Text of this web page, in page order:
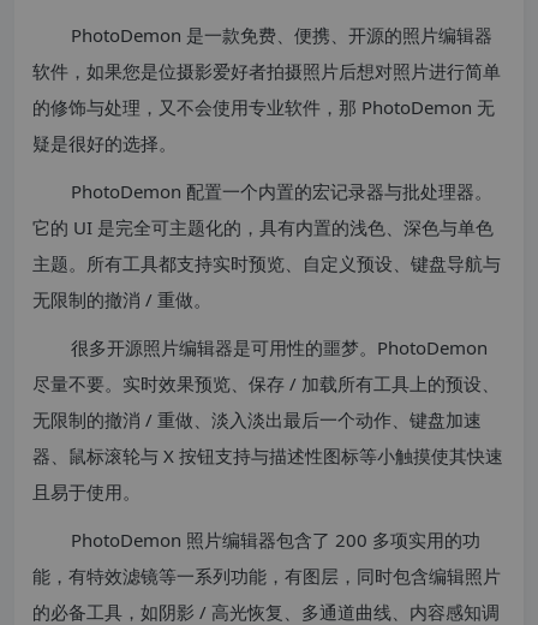
PhotoDemon 是一款免费、便携、开源的照片编辑器
软件，如果您是位摄影爱好者拍摄照片后想对照片进行简单
的修饰与处理，又不会使用专业软件，那 PhotoDemon 无
疑是很好的选择。
PhotoDemon 配置一个内置的宏记录器与批处理器。
它的 UI 是完全可主题化的，具有内置的浅色、深色与单色
主题。所有工具都支持实时预览、自定义预设、键盘导航与
无限制的撤消 / 重做。
很多开源照片编辑器是可用性的噩梦。PhotoDemon
尽量不要。实时效果预览、保存 / 加载所有工具上的预设、
无限制的撤消 / 重做、淡入淡出最后一个动作、键盘加速
器、鼠标滚轮与 X 按钮支持与描述性图标等小触摸使其快速
且易于使用。
PhotoDemon 照片编辑器包含了 200 多项实用的功
能，有特效滤镜等一系列功能，有图层，同时包含编辑照片
的必备工具，如阴影 / 高光恢复、多通道曲线、内容感知调